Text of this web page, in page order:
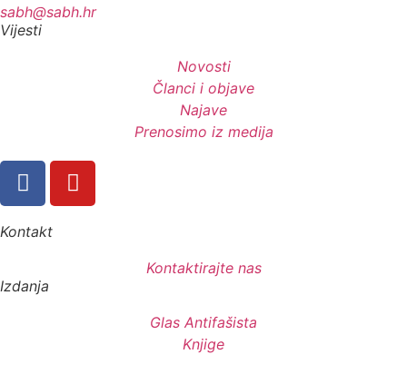
sabh@sabh.hr
Vijesti
Novosti
Članci i objave
Najave
Prenosimo iz medija
Kontakt
Kontaktirajte nas
Izdanja
Glas Antifašista
Knjige